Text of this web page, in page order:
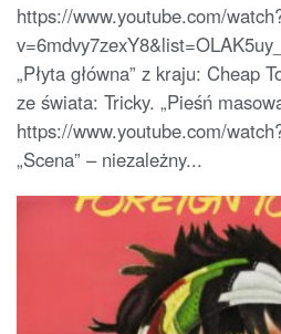
https://www.youtube.com/
„Płyta główna” z kraju: Cheap
ze świata: Tricky. „Pieśń
https://www.youtube.com/
„Scena” – niezależny...